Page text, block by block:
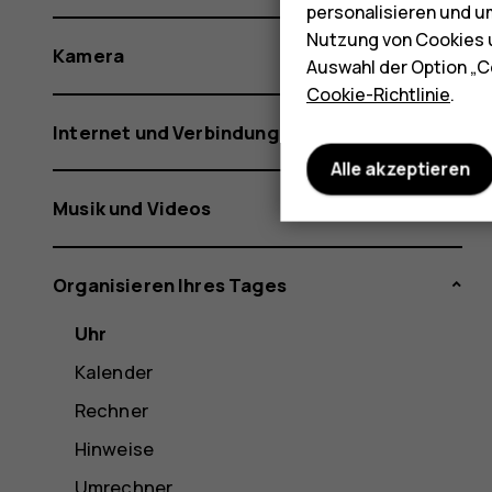
Kamera
Internet und Verbindungen
Musik und Videos
Organisieren Ihres Tages
Uhr
Kalender
Rechner
Hinweise
Umrechner
personalisieren und
Nutzung von
Auswahl der Option
Cookie-Richtlinie.
Alle akzeptieren